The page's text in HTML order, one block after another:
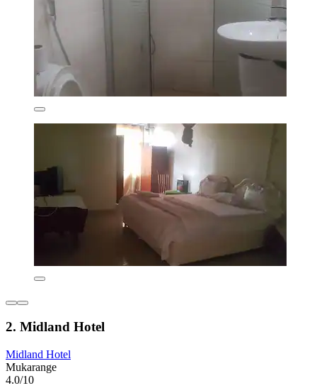
2. Midland Hotel
Midland Hotel
Mukarange
4.0/10